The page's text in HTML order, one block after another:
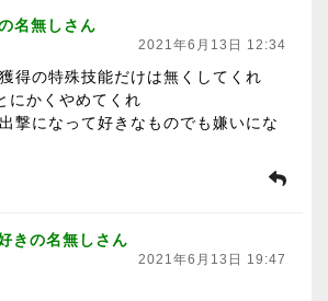
名無しさん
2021年6月13日 12:34
得の特殊技能だけは無くしてくれ
にかくやめてくれ
撃になって好きなものでも嫌いにな
きの名無しさん
2021年6月13日 19:47